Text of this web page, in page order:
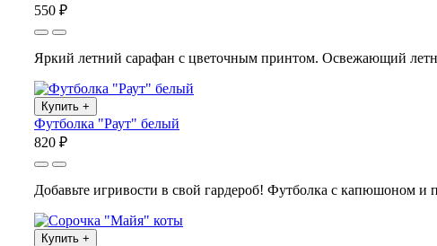
550 ₽
Яркий летний сарафан с цветочным принтом. Освежающий
Купить +
Футболка "Раут" белый
820 ₽
Добавьте игривости в свой гардероб! Футболка с капюшоном и
Купить +